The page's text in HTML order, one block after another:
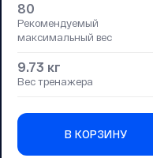
80
Рекомендуемый
максимальный вес
9.73 кг
Вес тренажера
В КОРЗИНУ